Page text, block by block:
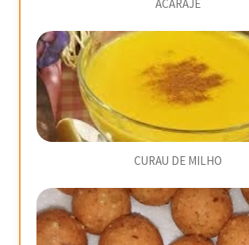
ACARAJÉ
CURAU DE MILHO